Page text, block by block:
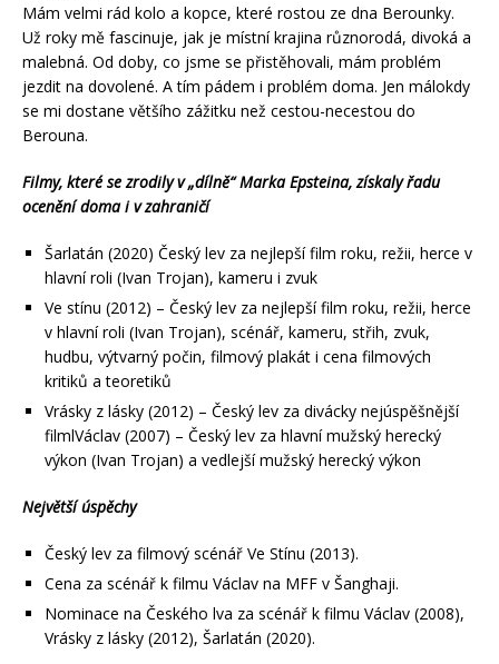
Mám velmi rád kolo a kopce, které rostou ze dna Berounky.
Už roky mě fascinuje, jak je místní krajina různorodá, divoká a
malebná. Od doby, co jsme se přistěhovali, mám problém
jezdit na dovolené. A tím pádem i problém doma. Jen málokdy
se mi dostane většího zážitku než cestou-necestou do
Berouna.
Filmy, které se zrodily v „dílně“ Marka Epsteina, získaly řadu
ocenění doma i v zahraničí
Šarlatán (2020) Český lev za nejlepší film roku, režii, herce v
hlavní roli (Ivan Trojan), kameru i zvuk
Ve stínu (2012) – Český lev za nejlepší film roku, režii, herce
v hlavní roli (Ivan Trojan), scénář, kameru, střih, zvuk,
hudbu, výtvarný počin, filmový plakát i cena filmových
kritiků a teoretiků
Vrásky z lásky (2012) – Český lev za divácky nejúspěšnější
filmlVáclav (2007) – Český lev za hlavní mužský herecký
výkon (Ivan Trojan) a vedlejší mužský herecký výkon
Největší úspěchy
Český lev za filmový scénář Ve Stínu (2013).
Cena za scénář k filmu Václav na MFF v Šanghaji.
Nominace na Českého lva za scénář k filmu Václav (2008),
Vrásky z lásky (2012), Šarlatán (2020).